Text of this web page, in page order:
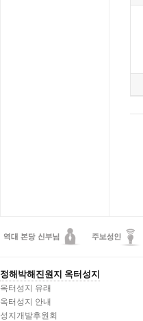
정해박해진원지 옥터성지
옥터성지 유래
옥터성지 안내
성지개발후원회